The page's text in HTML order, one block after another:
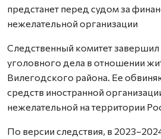
предстанет перед судом за
нежелательной организации
Следственный комитет завершил
уголовного дела в отношении
Вилегодского района. Ее
средств иностранной
нежелательной на территории
По версии следствия, в